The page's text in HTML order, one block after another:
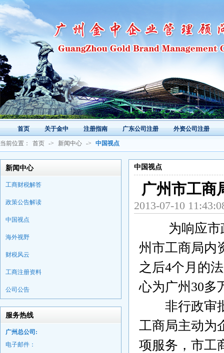
首页 关于金中 注册指南 广东公司注册 外资公司注册
当前位置： 首页 -> 新闻中心 -> 中国视点
新闻中心
工商财税解答
政策公告解读
中国视点
海外视野
财税风云
工商注册资料
公司公告
服务热线
广州总公司:
电子邮件：
中国视点
广州市工商
2013-07-10
为响应市政
州市工商局内
之后4个月的
心为广州 30多
非行政审批
工商局主动为
项服务，市工